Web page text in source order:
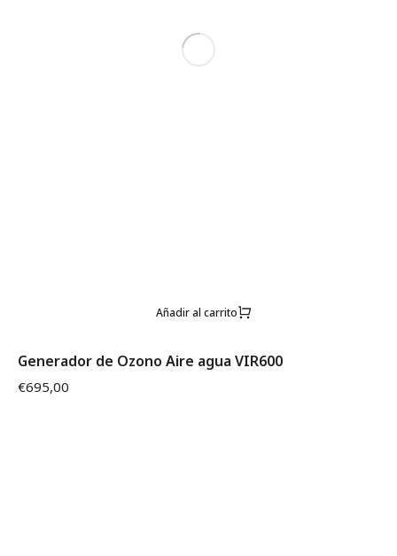
Añadir al carrito
Generador de Ozono Aire agua VIR600
€695,00